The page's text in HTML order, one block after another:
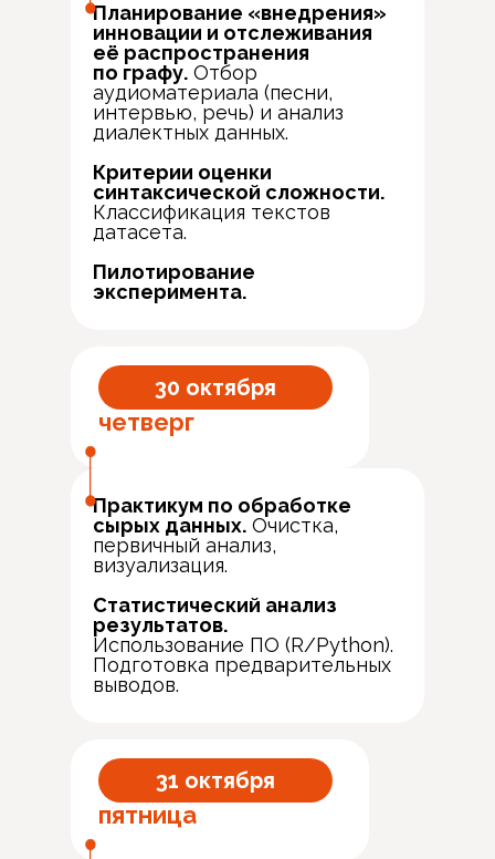
Планирование «внедрения»
инновации и отслеживания
её распространения
по графу. Отбор
аудиоматериала (песни,
интервью, речь) и анализ
диалектных данных.
Критерии оценки
синтаксической сложности.
Классификация текстов
датасета.
Пилотирование
эксперимента.
30 октября
четверг
Практикум по обработке
сырых данных. Очистка,
первичный анализ,
визуализация.
Статистический анализ
результатов.
Использование ПО (R/Python).
Подготовка предварительных
выводов.
31 октября
пятница